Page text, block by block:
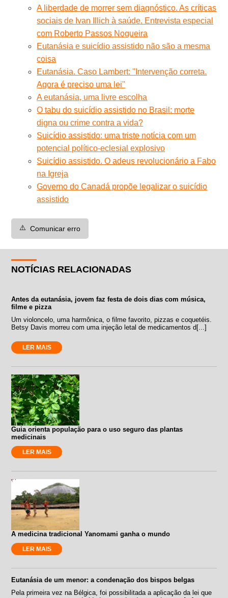
A liberdade de morrer sem diagnóstico. As críticas
sociais de Ivan Illich à saúde. Entrevista especial
com Roberto Passos Nogueira
Eutanásia e suicídio assistido não são a mesma
coisa
Eutanásia. Caso Lambert: ''Intervenção correta.
Agora é preciso uma lei''
A eutanásia, uma livre escolha
O tabu do suicídio assistido no Brasil: morte
digna ou crime contra a vida?
Suicídio assistido: uma triste notícia com um
potencial político-eclesial explosivo
Suicídio assistido. O adeus revolucionário a Fabo
na Igreja
Governo do Canadá propõe legalizar o suicídio
assistido
⚠️ Comunicar erro
NOTÍCIAS RELACIONADAS
Antes da eutanásia, jovem faz festa de dois dias com música,
filme e pizza
Um violoncelo, uma harmônica, o filme favorito, pizzas e coquetéis.
Betsy Davis morreu com uma injeção letal de medicamentos d[...]
LER MAIS
Guia orienta população para o uso seguro das plantas
medicinais
LER MAIS
A medicina tradicional Yanomami ganha o mundo
LER MAIS
Eutanásia de um menor: a condenação dos bispos belgas
Pela primeira vez na Bélgica, foi possibilitada a aplicação da lei que